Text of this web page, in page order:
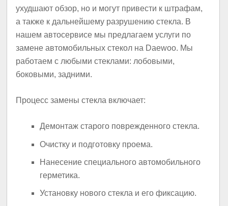
ухудшают обзор, но и могут привести к штрафам,
а также к дальнейшему разрушению стекла. В
нашем автосервисе мы предлагаем услуги по
замене автомобильных стекол на Daewoo. Мы
работаем с любыми стеклами: лобовыми,
боковыми, задними.
Процесс замены стекла включает:
Демонтаж старого поврежденного стекла.
Очистку и подготовку проема.
Нанесение специального автомобильного
герметика.
Установку нового стекла и его фиксацию.